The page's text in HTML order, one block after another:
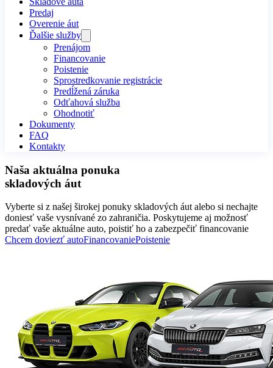
Predaj
Overenie áut
Ďalšie služby
Prenájom
Financovanie
Poistenie
Sprostredkovanie registrácie
Predĺžená záruka
Odťahová služba
Ohodnotiť
Dokumenty
FAQ
Kontakty
Naša aktuálna ponuka
skladových áut
Vyberte si z našej širokej ponuky skladových áut alebo si nechajte
doniesť vaše vysnívané zo zahraničia. Poskytujeme aj možnosť
predať vaše aktuálne auto, poistiť ho a zabezpečiť financovanie
Chcem doviezť autoFinancovaniePoistenie